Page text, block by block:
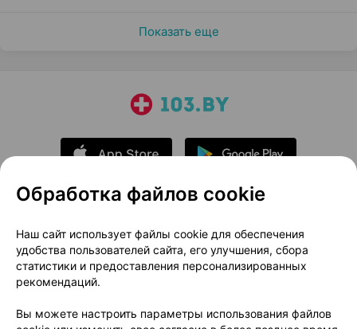
Показать еще
О проекте
Новости проекта
Размещение рекламы
Медицинский маркетинг
Публичный договор
Доставка
Способы оплаты
Вакансии Партнеры
Обработка файлов cookie
Наш сайт использует файлы cookie для обеспечения
удобства пользователей сайта, его улучшения, сбора
статистики и предоставления персонализированных
рекомендаций.
Вы можете настроить параметры использования файлов